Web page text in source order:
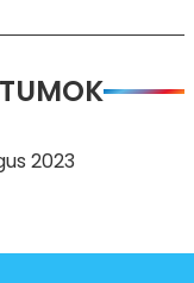
2023